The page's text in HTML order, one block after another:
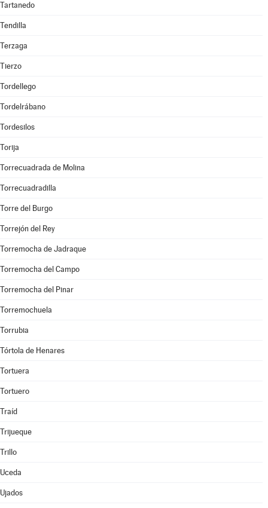
Tartanedo
Tendilla
Terzaga
Tierzo
Tordellego
Tordelrábano
Tordesilos
Torija
Torrecuadrada de Molina
Torrecuadradilla
Torre del Burgo
Torrejón del Rey
Torremocha de Jadraque
Torremocha del Campo
Torremocha del Pinar
Torremochuela
Torrubia
Tórtola de Henares
Tortuera
Tortuero
Traíd
Trijueque
Trillo
Uceda
Ujados